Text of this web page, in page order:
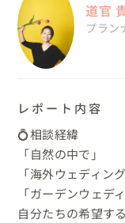
道官
プラン
レポート内容
💍相談経緯
「自然の中で」
「海外ウェディン
「ガーデンウェデ
自分たちの希望す